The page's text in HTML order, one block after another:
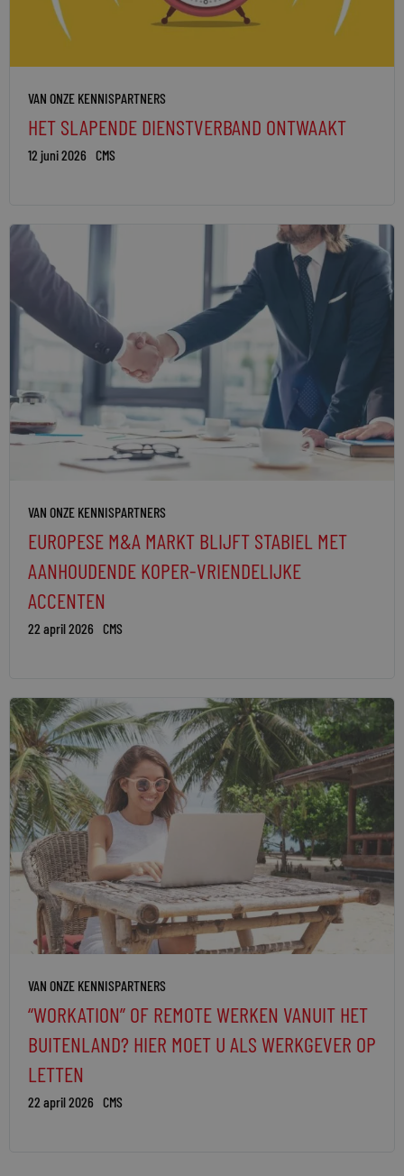
VAN ONZE KENNISPARTNERS
HET SLAPENDE DIENSTVERBAND ONTWAAKT
12 juni 2026 CMS
VAN ONZE KENNISPARTNERS
EUROPESE M&A MARKT BLIJFT STABIEL MET
AANHOUDENDE KOPER-VRIENDELIJKE
ACCENTEN
22 april 2026 CMS
VAN ONZE KENNISPARTNERS
“WORKATION” OF REMOTE WERKEN VANUIT HET
BUITENLAND? HIER MOET U ALS WERKGEVER OP
LETTEN
22 april 2026 CMS